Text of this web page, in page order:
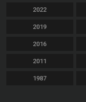
2022
2019
2016
2011
1987